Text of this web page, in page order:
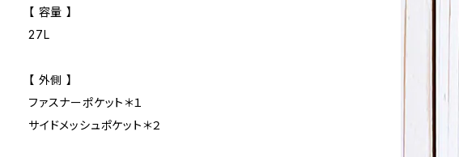
【 容量 】
27L
【 外側 】
ファスナーポケット＊１
サイドメッシュポケット＊２